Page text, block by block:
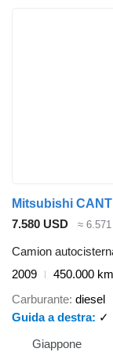
Mitsubishi
7.580 USD
≈
Camion
2009
450.000 km
Carburante diesel
Guida a destra
✓
Giappone